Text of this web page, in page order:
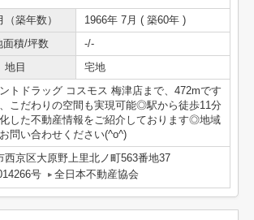
（築年数）
1966年 7月 ( 築60年 )
面積/坪数
-/-
地目 宅地
トドラッグ コスモス 梅津店まで、472mです
こだわりの空間も実現可能◎駅から徒歩11分
した不動産情報をご紹介しております◎地域
問い合わせください(^o^)
西京区大原野上里北ノ町563番地37
号 全日本不動産協会